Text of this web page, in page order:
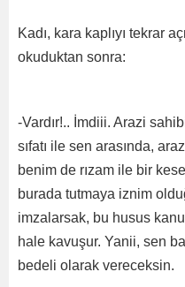
Kadı, kara kaplıyı tekrar
okuduktan sonra:
-Vardır!.. İmdiii. Arazi
sıfatı ile sen arasında,
benim de rızam ile bir kese
burada tutmaya iznim
imzalarsak, bu husus
hale kavuşur. Yanii, sen
bedeli olarak vereceksin.